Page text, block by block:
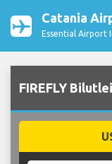
Catania
Essential Airport
FIREFLY